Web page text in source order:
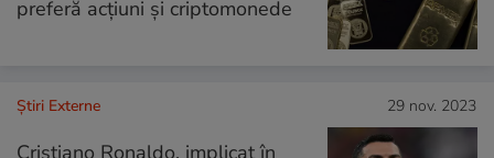
preferă acțiuni și criptomonede
Știri Externe 29 nov. 2023
Cristiano Ronaldo, implicat în